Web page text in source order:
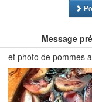
Message
et photo de pommes